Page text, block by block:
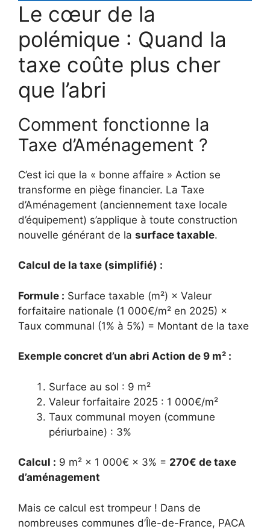
Le cœur de la
polémique : Quand la
taxe coûte plus cher
que l’abri
Comment fonctionne la
Taxe d’Aménagement ?
C’est ici que la « bonne affaire » Action se
transforme en piège financier. La Taxe
d’Aménagement (anciennement taxe locale
d’équipement) s’applique à toute construction
nouvelle générant de la surface taxable.
Calcul de la taxe (simplifié) :
Formule : Surface taxable (m²) × Valeur
forfaitaire nationale (1 000€/m² en 2025) ×
Taux communal (1% à 5%) = Montant de la taxe
Exemple concret d’un abri Action de 9 m² :
Surface au sol : 9 m²
Valeur forfaitaire 2025 : 1 000€/m²
Taux communal moyen (commune
périurbaine) : 3%
Calcul : 9 m² × 1 000€ × 3% = 270€ de taxe
d’aménagement
Mais ce calcul est trompeur ! Dans de
nombreuses communes d’Île-de-France, PACA